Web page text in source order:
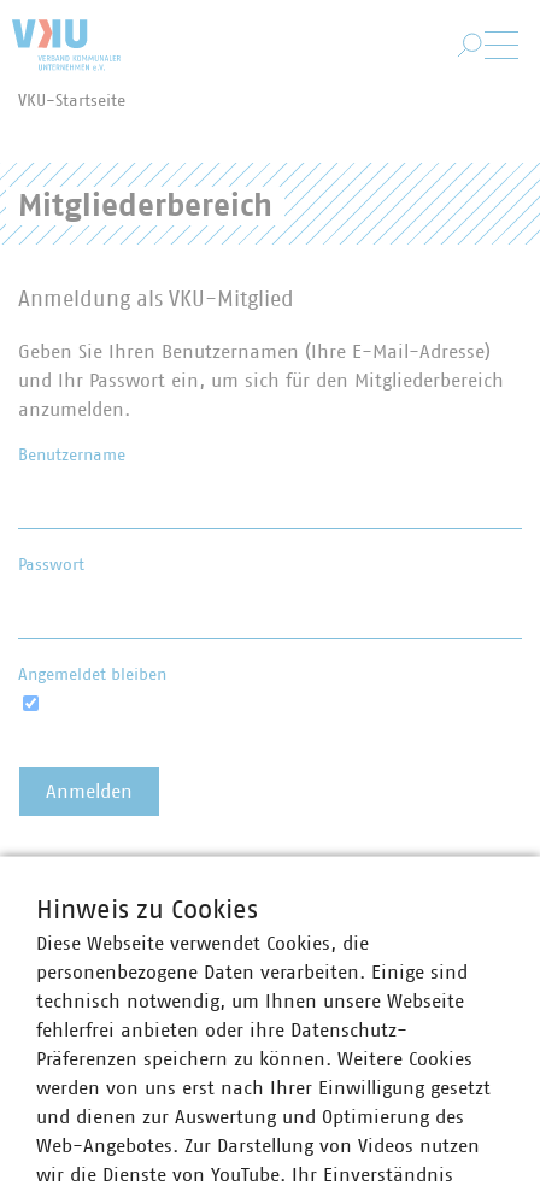
VKU-Startseite
Mitgliederbereich
Anmeldung als VKU-Mitglied
Geben Sie Ihren Benutzernamen (Ihre E-Mail-Adresse)
und Ihr Passwort ein, um sich für den Mitgliederbereich
anzumelden.
Benutzername
Passwort
Angemeldet bleiben
VKU-Bereiche
Hinweis zu Cookies
Diese Webseite verwendet Cookies, die
personenbezogene Daten verarbeiten. Einige sind
technisch notwendig, um Ihnen unsere Webseite
fehlerfrei anbieten oder ihre Datenschutz-
Präferenzen speichern zu können. Weitere Cookies
werden von uns erst nach Ihrer Einwilligung gesetzt
und dienen zur Auswertung und Optimierung des
Web-Angebotes. Zur Darstellung von Videos nutzen
wir die Dienste von YouTube. Ihr Einverständnis